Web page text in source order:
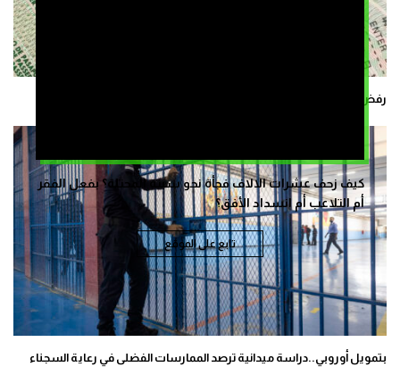
كيف زحف عشرات الالاف فجأة نحو سبتة المحتلة؟ بفعل الفقر
أم التلاعب أم انسداد الأفق؟
تابع على الموقع
رفض 136 ألف طلب “شنغن” يكلف المغاربة 118 مليون درهم
بتمويل أوروبي..دراسة ميدانية ترصد الممارسات الفضلى في رعاية السجناء